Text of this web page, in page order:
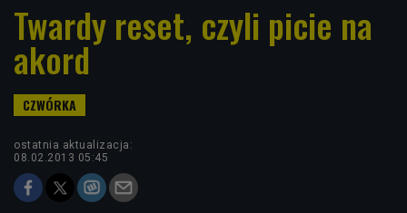
Twardy reset, czyli picie na
akord
ostatnia aktualizacja:
08.02.2013 05:45